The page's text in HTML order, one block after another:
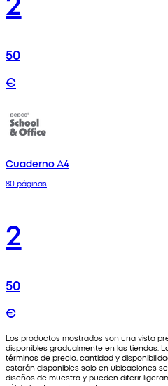
50
€
Cuaderno A4
80 páginas
2
50
€
Los productos mostrados son una vista
disponibles gradualmente en las tiendas.
términos de precio, cantidad y
estarán disponibles solo en ubicaciones
diseños de muestra y pueden diferir